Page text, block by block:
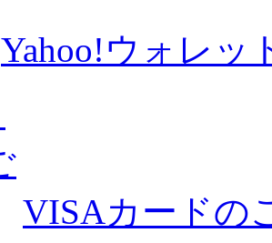
Yahoo!ウォレッ
VISAカードの